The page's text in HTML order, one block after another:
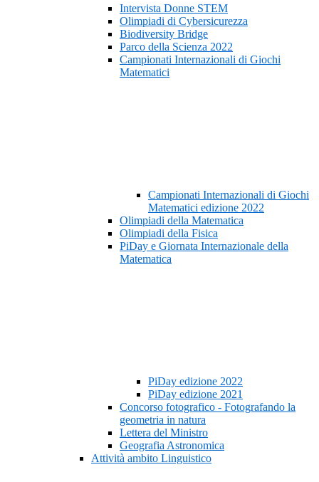
Intervista Donne STEM
Olimpiadi di Cybersicurezza
Biodiversity Bridge
Parco della Scienza 2022
Campionati Internazionali di Giochi
Matematici
Campionati Internazionali di Giochi
Matematici edizione 2022
Olimpiadi della Matematica
Olimpiadi della Fisica
PiDay e Giornata Internazionale della
Matematica
PiDay edizione 2022
PiDay edizione 2021
Concorso fotografico - Fotografando la
geometria in natura
Lettera del Ministro
Geografia Astronomica
Attività ambito Linguistico